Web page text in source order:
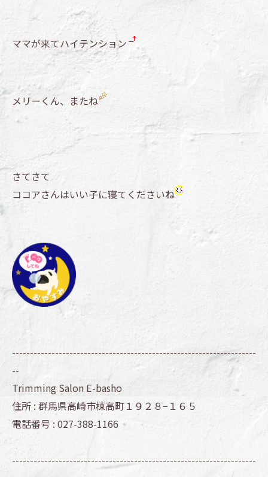
ママが来てハイテンション
メリーくん、またね
さてさて
ココアさんはいい子に寝てくださいね
--------------------------------------------------------------------
--
Trimming Salon E-basho
住所 : 群馬県高崎市棟高町１９２８−１６５
電話番号 : 027-388-1166
--------------------------------------------------------------------